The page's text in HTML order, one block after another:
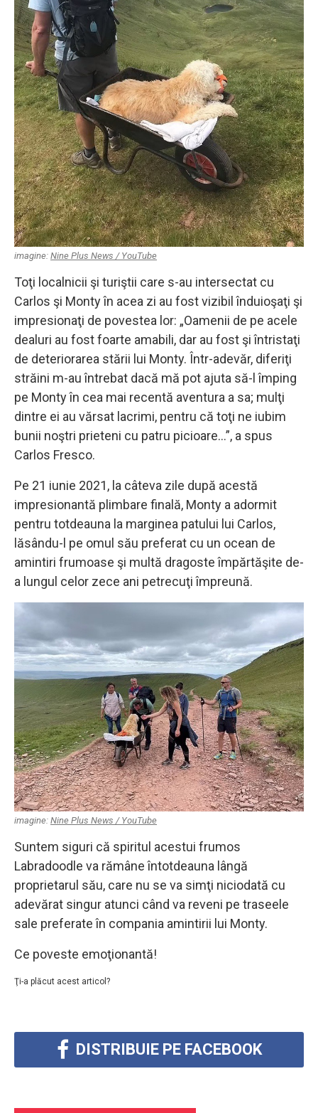
imagine: Nine Plus News / YouTube
Toţi localnicii şi turiştii care s-au intersectat cu
Carlos şi Monty în acea zi au fost vizibil înduioşaţi şi
impresionaţi de povestea lor: „Oamenii de pe acele
dealuri au fost foarte amabili, dar au fost şi întristaţi
de deteriorarea stării lui Monty. Într-adevăr, diferiţi
străini m-au întrebat dacă mă pot ajuta să-l împing
pe Monty în cea mai recentă aventura a sa; mulţi
dintre ei au vărsat lacrimi, pentru că toţi ne iubim
bunii noştri prieteni cu patru picioare…”, a spus
Carlos Fresco.
Pe 21 iunie 2021, la câteva zile după acestă
impresionantă plimbare finală, Monty a adormit
pentru totdeauna la marginea patului lui Carlos,
lăsându-l pe omul său preferat cu un ocean de
amintiri frumoase şi multă dragoste împărtăşite de-
a lungul celor zece ani petrecuţi împreună.
imagine: Nine Plus News / YouTube
Suntem siguri că spiritul acestui frumos
Labradoodle va rămâne întotdeauna lângă
proprietarul său, care nu se va simţi niciodată cu
adevărat singur atunci când va reveni pe traseele
sale preferate în compania amintirii lui Monty.
Ce poveste emoţionantă!
Ţi-a plăcut acest articol?
DISTRIBUIE PE FACEBOOK